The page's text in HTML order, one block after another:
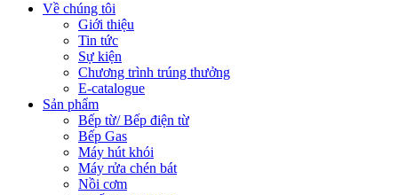
Về chúng tôi
Giới thiệu
Tin tức
Sự kiện
Chương trình trúng thưởng
E-catalogue
Sản phẩm
Bếp từ/ Bếp điện từ
Bếp Gas
Máy hút khói
Máy rửa chén bát
Nồi cơm